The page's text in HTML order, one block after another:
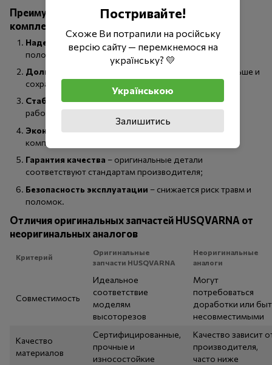
Преимущества использования оригинальных
комплектующих
Надежность и безопасность
– минимальный риск
поломок и аварий во время работы;
Долговечность инструмента
– детали служат дольше и
сохраняют работоспособность;
Стабильная производительность– инструмент
работает на максимальной мощности;
Экономия средств– своевременная замена
комплектующих дешевле капитального ремонта;
Гарантия качества – оригинальные детали
соответствуют стандартам производителя;
Безопасность эксплуатации – снижается риск травм и
поломок.
Отличия оригинальных запчастей HUSQVARNA от
неоригинальных аналогов
Критерий
Оригинальные
запчасти HUSQVARNA
Неоригинальные
аналоги
Совместимость
Идеальное
соответствие
моделям
высоторезов
Могут
потребоваться
доработки или
несовместимыми
Качество
материалов
Сертифицированные,
прочные и
износостойкие
Качество зависит
производителя,
часто ниже
Постривайте!
Схоже Ви потрапили на російську
версію сайту — перемкнемося на
українську? 💛
Українською
Залишитись